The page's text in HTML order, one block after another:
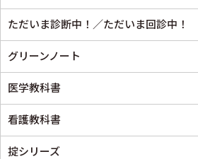
ただいま診断中！／ただいま回診中！
グリーンノート
医学教科書
看護教科書
掟シリーズ